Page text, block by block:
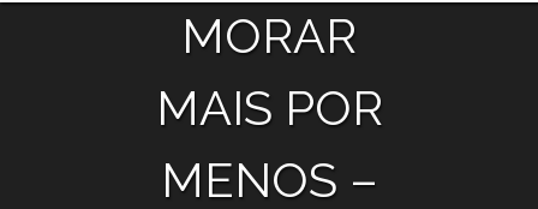
MORAR
MAIS POR
MENOS –